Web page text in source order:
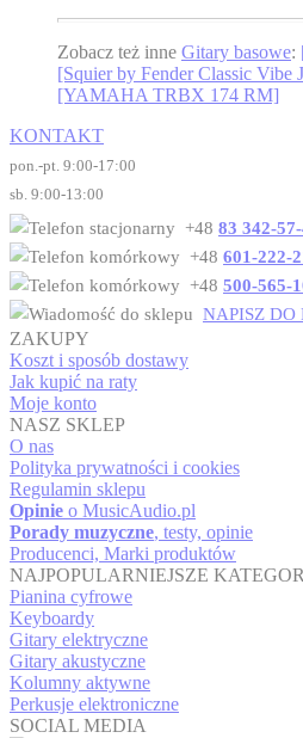
Zobacz też inne Gitary basowe:
[Squier by Fender Classic Vibe
[YAMAHA TRBX 174 RM]
KONTAKT
pon.-pt. 9:00-17:00
sb. 9:00-13:00
+48 83 342-
+48 601-222-
+48 500-565-
NAPISZ DO
ZAKUPY
Koszt i sposób dostawy
Jak kupić na raty
Moje konto
NASZ SKLEP
O nas
Polityka prywatności i cookies
Regulamin sklepu
Opinie o MusicAudio.pl
Porady muzyczne, testy, opinie
Producenci, Marki produktów
NAJPOPULARNIEJSZE
Pianina cyfrowe
Keyboardy
Gitary elektryczne
Gitary akustyczne
Kolumny aktywne
Perkusje elektroniczne
SOCIAL MEDIA